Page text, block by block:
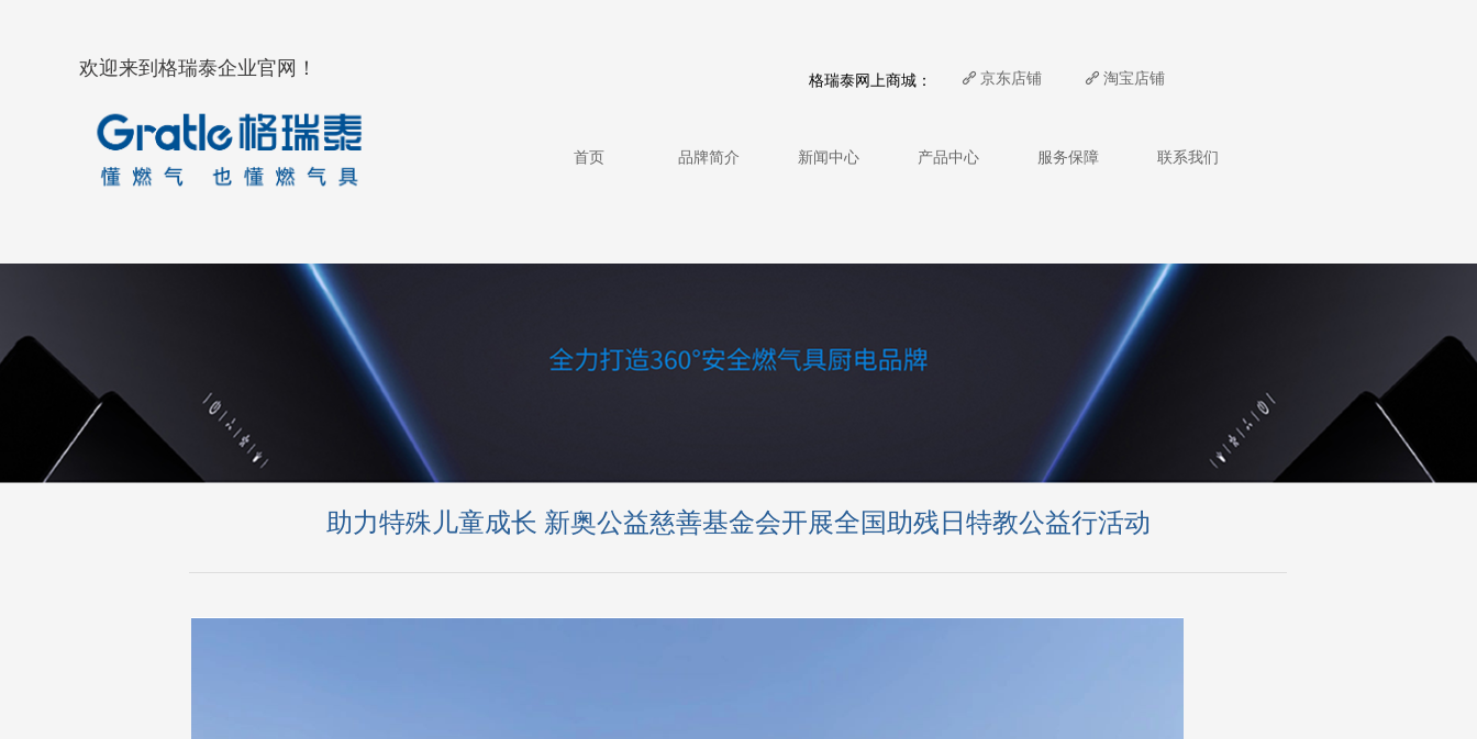
欢迎来到格瑞泰企业官网！ 格瑞泰网上商城： 끑 京东店铺 끑 淘宝店铺
首页 品牌简介 新闻中心 产品中心 服务保障 联系我们
助力特殊儿童成长 新奥公益慈善基金会开展全国助残日特教公益行活动